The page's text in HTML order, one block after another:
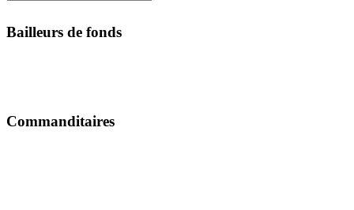
Bailleurs de fonds
Commanditaires